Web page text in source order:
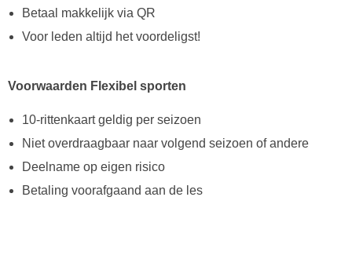
Betaal makkelijk via QR
Voor leden altijd het voordeligst!
Voorwaarden Flexibel sporten
10-rittenkaart geldig per seizoen
Niet overdraagbaar naar volgend seizoen of andere
Deelname op eigen risico
Betaling voorafgaand aan de les